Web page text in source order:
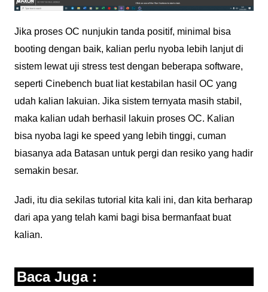
Jika proses OC nunjukin tanda positif, minimal bisa
booting dengan baik, kalian perlu nyoba lebih lanjut di
sistem lewat uji stress test dengan beberapa software,
seperti Cinebench buat liat kestabilan hasil OC yang
udah kalian lakuian. Jika sistem ternyata masih stabil,
maka kalian udah berhasil lakuin proses OC. Kalian
bisa nyoba lagi ke speed yang lebih tinggi, cuman
biasanya ada Batasan untuk pergi dan resiko yang hadir
semakin besar.
Jadi, itu dia sekilas tutorial kita kali ini, dan kita berharap
dari apa yang telah kami bagi bisa bermanfaat buat
kalian.
Baca Juga :